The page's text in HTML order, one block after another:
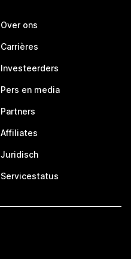
Over ons
Carrières
Investeerders
Pers en media
Partners
Affiliates
Juridisch
Servicestatus